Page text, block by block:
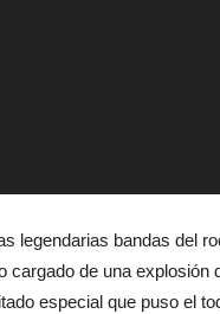
legendarias bandas del
cargado de una
especial que puso el